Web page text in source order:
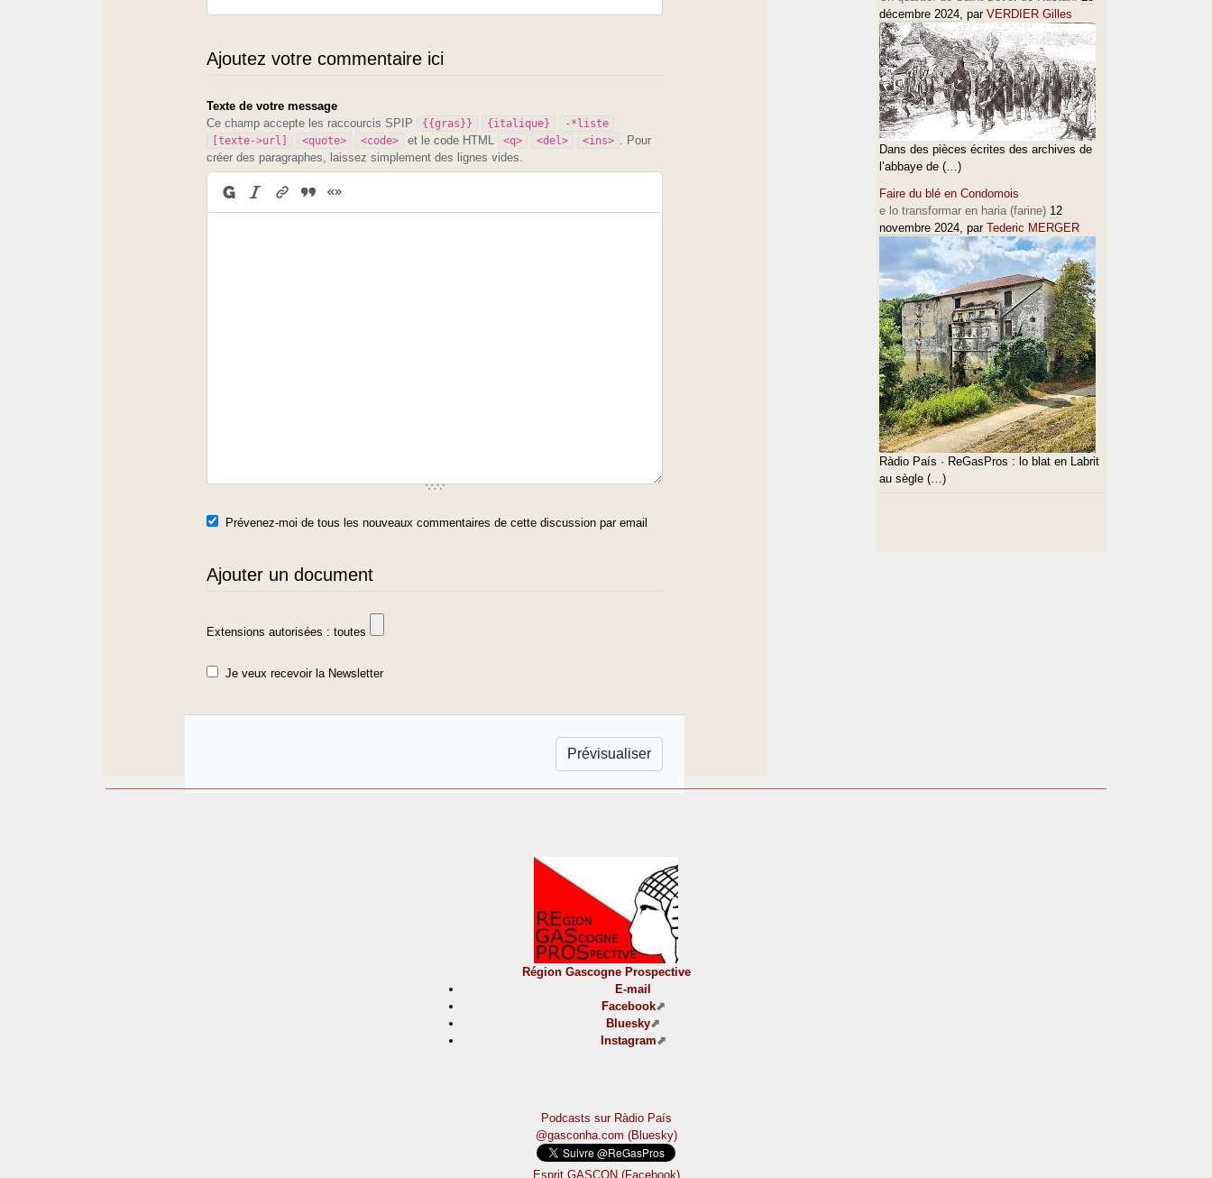
Ajoutez votre commentaire ici
Texte de votre message
Ce champ accepte les raccourcis SPIP
{{gras}} {italique}
-*liste
[texte->url]
<quote> <code> et le code HTML <q> <del> <ins>
. Pour
créer des paragraphes, laissez simplement des lignes vides.
Prévenez-moi de tous les nouveaux commentaires de cette discussion par email
Ajouter un document
Extensions autorisées : toutes
Je veux recevoir la Newsletter
décembre 2024, par VERDIER Gilles
Dans des pièces écrites des archives de
l’abbaye de (…)
Faire du blé en Condomois
e lo transformar en haria (farine) 12
novembre 2024, par Tederic MERGER
Ràdio País · ReGasPros : lo blat en Labrit
au sègle (…)
Région Gascogne Prospective
E-mail
Facebook
Bluesky
Instagram
Podcasts sur Ràdio País
@gasconha.com (Bluesky)
Esprit GASCON (Facebook)